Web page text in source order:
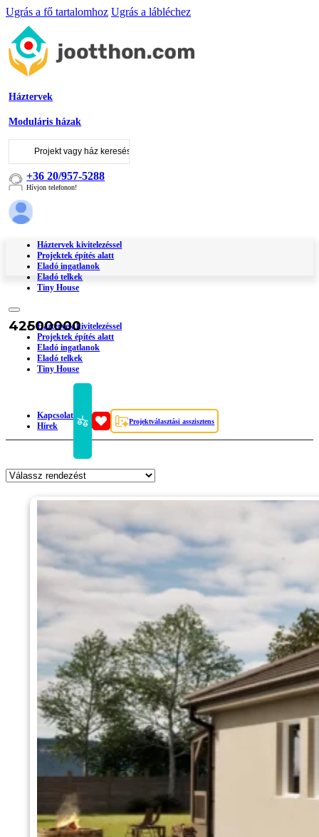
Ugrás a fő tartalomhoz Ugrás a lábléchez
Háztervek
Moduláris házak
+36 20/957-5288
Hívjon telefonon!
Háztervek kivitelezéssel
Projektek építés alatt
Eladó ingatlanok
Eladó telkek
Tiny House
Háztervek kivitelezéssel
Projektek építés alatt
Eladó ingatlanok
Eladó telkek
Tiny House
Kapcsolat
Hírek
Projektválasztási asszisztens
42500000